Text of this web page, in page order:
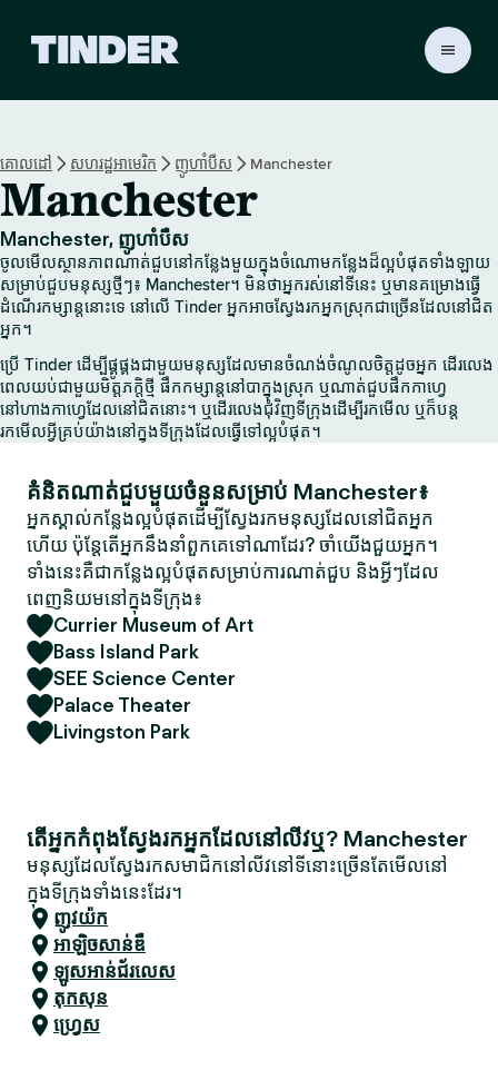
T
i
n
d
e
r
គោលដៅ សហរដ្ឋអាមេរិក ញូហាំបឺស Manchester
Manchester
Manchester, ញូហាំបឺស
ចូលមើលស្ថានភាពណាត់ជួបនៅកន្លែងមួយក្នុងចំណោមកន្លែងដ៏ល្អបំផុតទាំងឡាយ
សម្រាប់ជួបមនុស្សថ្មីៗ៖ Manchester។ មិនថាអ្នករស់នៅទីនេះ ឬមានគម្រោងធ្វើ
ដំណើរកម្សាន្តនោះទេ នៅលើ Tinder អ្នកអាចស្វែងរកអ្នកស្រុកជាច្រើនដែលនៅជិត
អ្នក។
ប្រើ Tinder ដើម្បីផ្គូផ្គងជាមួយមនុស្សដែលមានចំណង់ចំណូលចិត្តដូចអ្នក ដើរលេង
ពេលយប់ជាមួយមិត្តភក្តិថ្មី ផឹកកម្សាន្តនៅបាក្នុងស្រុក ឬណាត់ជួបផឹកកាហ្វេ
នៅហាងកាហ្វេដែលនៅជិតនោះ។ ឬដើរលេងជុំវិញទីក្រុងដើម្បីរកមើល ឬក៏បន្ត
រកមើលអ្វីគ្រប់យ៉ាងនៅក្នុងទីក្រុងដែលធ្វើទៅល្អបំផុត។
គំនិតណាត់ជួបមួយចំនួនសម្រាប់ Manchester៖
អ្នកស្គាល់កន្លែងល្អបំផុតដើម្បីស្វែងរកមនុស្សដែលនៅជិតអ្នក
ហើយ ប៉ុន្តែតើអ្នកនឹងនាំពួកគេទៅណាដែរ? ចាំយើងជួយអ្នក។
ទាំងនេះគឺជាកន្លែងល្អបំផុតសម្រាប់ការណាត់ជួប និងអ្វីៗដែល
ពេញនិយមនៅក្នុងទីក្រុង៖
Currier Museum of Art
Bass Island Park
SEE Science Center
Palace Theater
Livingston Park
តើអ្នកកំពុងស្វែងរកអ្នកដែលនៅលីវឬ? Manchester
មនុស្សដែលស្វែងរកសមាជិកនៅលីវនៅទីនោះច្រើនតែមើលនៅ
ក្នុងទីក្រុងទាំងនេះដែរ។
ញូវយ៉ក
អាឡិចសាន់ឌឺ
ឡូស​អាន់​ជ័រ​លេស
តុកសុន
ហ្វ្រេស